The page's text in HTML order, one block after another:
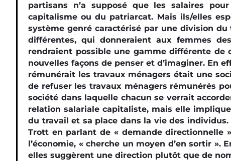
partisans n’a supposé que les salaires
capitalisme ou du patriarcat. Mais ils/elles
système genré caractérisé par une division
différentes, qui donneraient aux femmes
rendraient possible une gamme différente
nouvelles façons de penser et d’imaginer. En
rémunérait les travaux ménagers était une
de refuser les travaux ménagers rémunérés
société dans laquelle chacun se verrait
relation salariale capitaliste, mais elle
du travail et sa place dans la vie des
Trott en parlant de « demande directionnelle
l’économie, « cherche un moyen d’en sortir
elles suggèrent une direction plutôt que de